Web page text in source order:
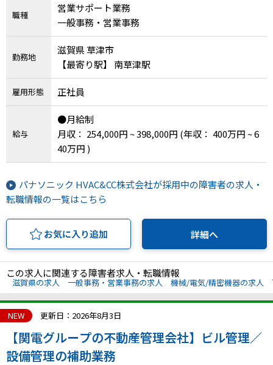
職種
営業サポート業務
一般事務・営業事務
勤務地
滋賀県 草津市
【最寄り駅】 南草津駅
雇用形態 正社員
給与
●月給制
月収： 254,000円 ~ 398,000円 (年収： 400万円 ~ 6
40万円 )
パナソニック HVAC&CC株式会社が採用中の障害者の求人・
転職情報の一覧はこちら
お気に入り追加 詳細へ
この求人に関連する障害者求人・転職情報
滋賀県の求人 一般事務・営業事務の求人 機械/電気/精密機器の求人
NEW 更新日：2026年8月3日
【関電グループの不動産管理会社】ビル管理／
設備管理の補助業務